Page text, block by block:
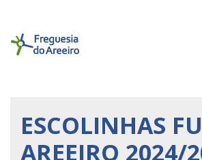
ESCOLINHAS
AREEIRO 2024/